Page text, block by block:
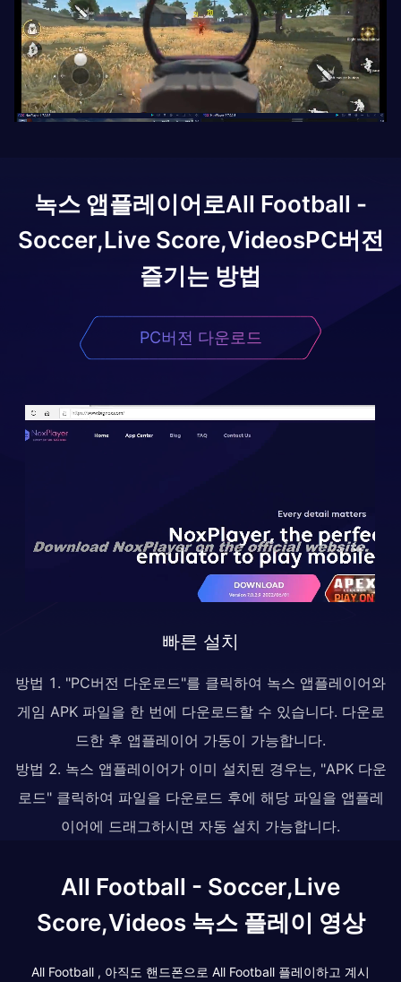
녹스 앱플레이어로All Football -
Soccer,Live Score,VideosPC버전
즐기는 방법
PC버전 다운로드
빠른 설치
방법 1. "PC버전 다운로드"를 클릭하여 녹스 앱플레이어와
게임 APK 파일을 한 번에 다운로드할 수 있습니다. 다운로
드한 후 앱플레이어 가동이 가능합니다.
방법 2. 녹스 앱플레이어가 이미 설치된 경우는, "APK 다운
로드" 클릭하여 파일을 다운로드 후에 해당 파일을 앱플레
이어에 드래그하시면 자동 설치 가능합니다.
All Football - Soccer,Live
Score,Videos 녹스 플레이 영상
All Football , 아직도 핸드폰으로 All Football 플레이하고 계시